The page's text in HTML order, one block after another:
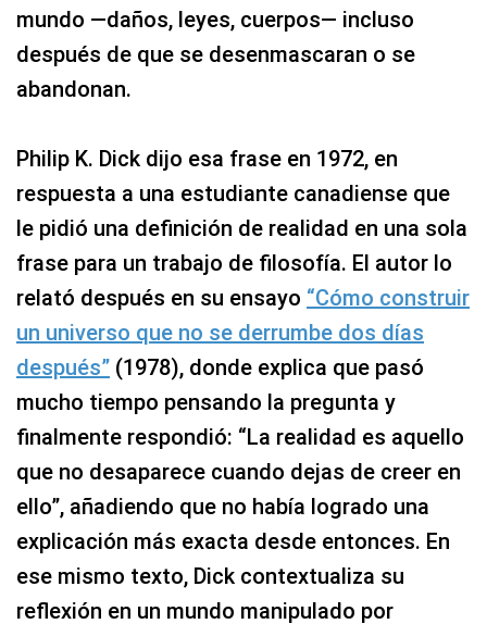
mundo —daños, leyes, cuerpos— incluso
después de que se desenmascaran o se
abandonan.
Philip K. Dick dijo esa frase en 1972, en
respuesta a una estudiante canadiense que
le pidió una definición de realidad en una sola
frase para un trabajo de filosofía. El autor lo
relató después en su ensayo “Cómo construir
un universo que no se derrumbe dos días
después” (1978), donde explica que pasó
mucho tiempo pensando la pregunta y
finalmente respondió: “La realidad es aquello
que no desaparece cuando dejas de creer en
ello”, añadiendo que no había logrado una
explicación más exacta desde entonces. En
ese mismo texto, Dick contextualiza su
reflexión en un mundo manipulado por